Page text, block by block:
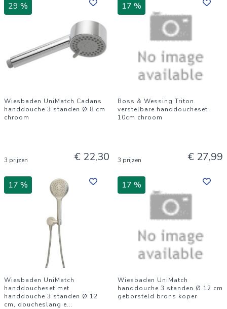
29 %
Wiesbaden UniMatch Cadans
handdouche 3 standen Ø 8 cm
chroom
3 prijzen € 22,30
17 %
Boss & Wessing Triton
verstelbare handdoucheset
10cm chroom
3 prijzen € 27,99
17 %
Wiesbaden UniMatch
handdoucheset met
handdouche 3 standen Ø 12
cm, doucheslang e...
17 %
Wiesbaden UniMatch
handdouche 3 standen Ø 12 cm
geborsteld brons koper